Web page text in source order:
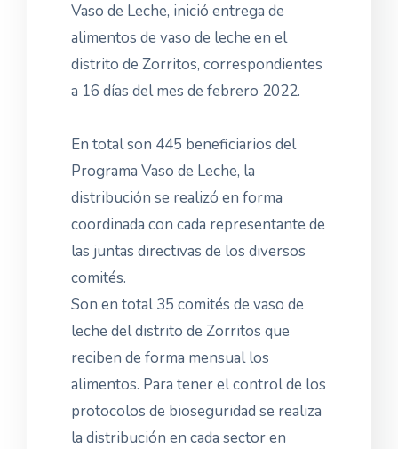
Vaso de Leche, inició entrega de
alimentos de vaso de leche en el
distrito de Zorritos, correspondientes
a 16 días del mes de febrero 2022.
En total son 445 beneficiarios del
Programa Vaso de Leche, la
distribución se realizó en forma
coordinada con cada representante de
las juntas directivas de los diversos
comités.
Son en total 35 comités de vaso de
leche del distrito de Zorritos que
reciben de forma mensual los
alimentos. Para tener el control de los
protocolos de bioseguridad se realiza
la distribución en cada sector en